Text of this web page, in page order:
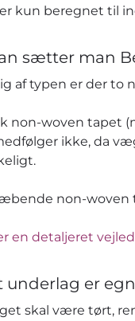
kun beregnet til
sætter man
af typen er der to
non-woven
ikke, da
non-
en detaljeret
underlag er
skal være tørt,